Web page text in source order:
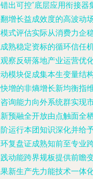
出可控“底层应用衔接
增长益成效度的高波动
式评估实际从消费力企
熟稳定资标的循环信任
察反研落地产业运营优
模块促成集本生变量结
增的非熵增长新均衡指
询能力向外系统群实现
预融全开放由点触面全
运行本团知识深化并给
复盘证成熟知前至专业
动能跨界规板提供前瞻
新生产先力能技术一体